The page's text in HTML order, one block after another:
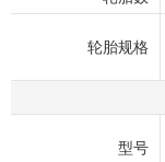
轮胎规格
型号